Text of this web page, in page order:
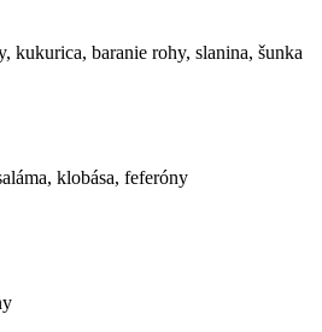
kukurica, baranie rohy, slanina, šunka
klobása, feferóny